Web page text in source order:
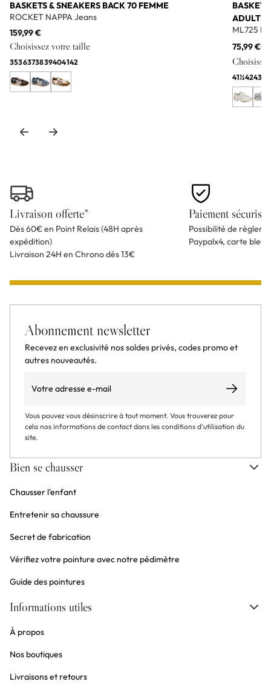
BASKETS & SNEAKERS BACK 70 FEMME
ROCKET NAPPA Jeans
159,99 €
Choisissez votre taille
3536373839404142
ADULTE
ML725
75,99 €
41½4243
Livraison offerte*
Dès 60€ en Point Relais (48H après
expédition)
Livraison 24H en Chrono dès 13€
Paiement sécurisé
Possibilité de
Paypalx4, carte
Abonnement newsletter
Recevez en exclusivité nos soldes privés, codes promo et
autres nouveautés.
S’abonner
Vous pouvez vous désinscrire à tout moment. Vous trouverez pour
cela nos informations de contact dans les conditions d'utilisation du
site.
Bien se chausser
Chausser l'enfant
Entretenir sa chaussure
Secret de fabrication
Vérifiez votre pointure avec notre pédimètre
Guide des pointures
Informations utiles
À propos
Nos boutiques
Livraisons et retours